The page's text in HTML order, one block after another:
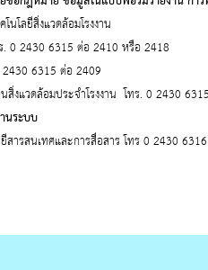
นโลยีสิ่งแวดล้อมโรงงาน
. 0 2430 6315 ต่อ 2410 หรือ 2418
6315 ต่อ 2409
สิ่งแวดล้อมประจำโรงงาน โทร. 0 2430
นระบบ
สารสนเทศและการสื่อสาร โทร 0 2430